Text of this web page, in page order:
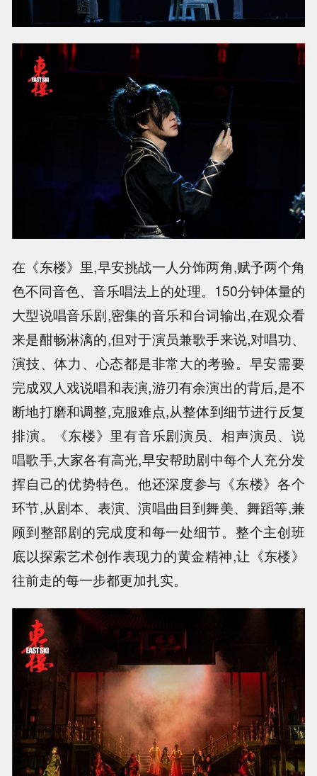
在《东楼》里,早安挑战一人分饰两角,赋予两个角
色不同音色、音乐唱法上的处理。150分钟体量的
大型说唱音乐剧,密集的音乐和台词输出,在观众看
来是酣畅淋漓的,但对于演员兼歌手来说,对唱功、
演技、体力、心态都是非常大的考验。早安需要
完成双人戏说唱和表演,游刃有余演出的背后,是不
断地打磨和调整,克服难点,从整体到细节进行反复
排演。《东楼》里有音乐剧演员、相声演员、说
唱歌手,大家各有高光,早安帮助剧中每个人充分发
挥自己的优势特色。他还深度参与《东楼》各个
环节,从剧本、表演、演唱曲目到舞美、舞蹈等,兼
顾到整部剧的完成度和每一处细节。整个主创班
底以探索艺术创作表现力的黄金精神,让《东楼》
往前走的每一步都更加扎实。